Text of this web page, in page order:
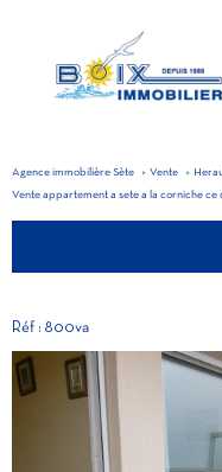
Agence immobilière Sète Vente
Vente appartement a sete a la corniche
Réf : 800va